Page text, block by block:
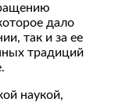
дало
так и за ее
традиций
наукой,